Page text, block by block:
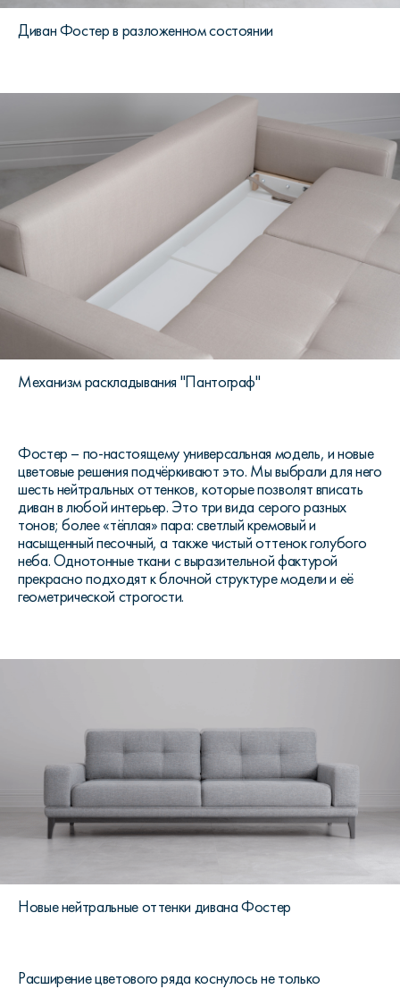
Диван Фостер в разложенном состоянии
Механизм раскладывания "Пантограф"
Фостер – по-настоящему универсальная модель, и новые
цветовые решения подчёркивают это. Мы выбрали для него
шесть нейтральных оттенков, которые позволят вписать
диван в любой интерьер. Это три вида серого разных
тонов; более «тёплая» пара: светлый кремовый и
насыщенный песочный, а также чистый оттенок голубого
неба. Однотонные ткани с выразительной фактурой
прекрасно подходят к блочной структуре модели и её
геометрической строгости.
Новые нейтральные оттенки дивана Фостер
Расширение цветового ряда коснулось не только